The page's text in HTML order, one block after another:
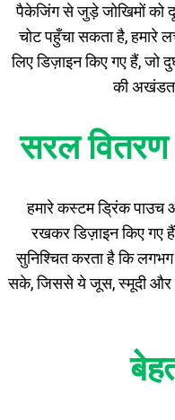
पैकेजिंग से जुड़े जोखिमों को
चोट पहुँचा सकता है, हमारे
लिए डिज़ाइन किए गए हैं, जो
की
सरल
हमारे कस्टम ड्रिंक पाउच
रखकर डिज़ाइन किए गए
सुनिश्चित करता है कि
सके, जिससे ये जूस, स्मूदी और